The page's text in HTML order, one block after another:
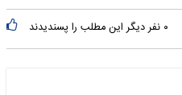
۰ نفر دیگر این مطلب را پسندیدند